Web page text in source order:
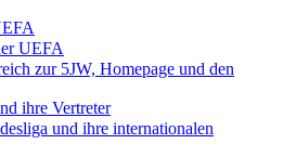
UEFA
zur 5JW, Homepage und den
ihre Vertreter
und ihre internationalen